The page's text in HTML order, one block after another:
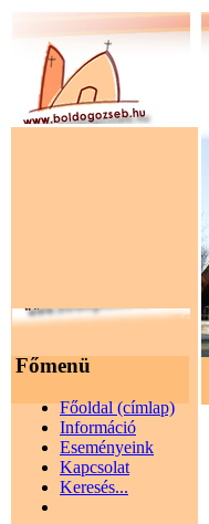
Főmenü
Főoldal (címlap)
Információ
Eseményeink
Kapcsolat
Keresés...